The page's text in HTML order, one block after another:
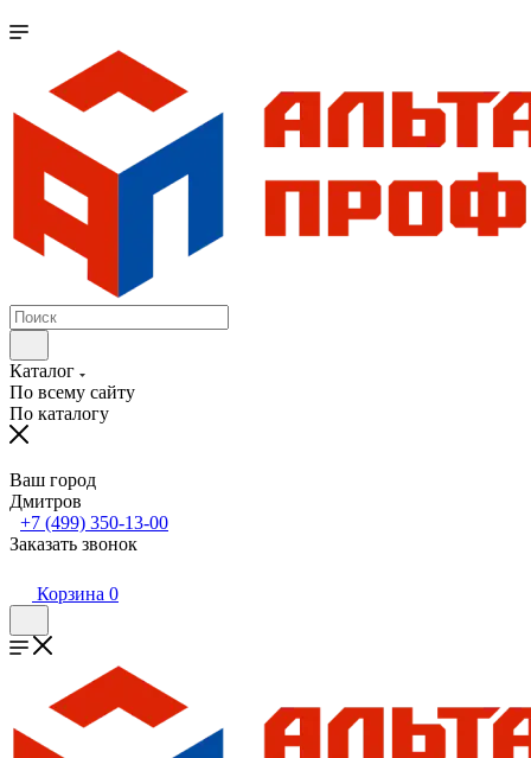
Каталог
По всему сайту
По каталогу
Ваш город
Дмитров
+7 (499) 350-13-00
Заказать звонок
Корзина 0